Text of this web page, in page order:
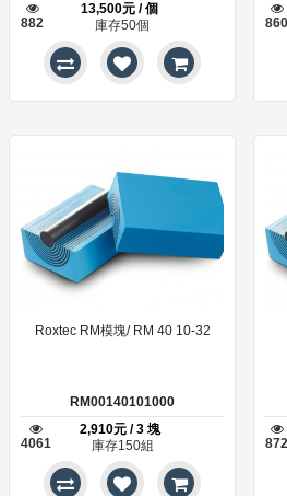
882
13,500元 / 個
庫存50個
860
Roxtec RM模塊/ RM 40 10-32
RM00140101000
4061
2,910元 / 3 塊
庫存150組
872